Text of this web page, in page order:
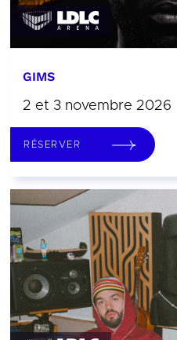
GIMS
2 et 3 novembre 2026
RÉSERVER